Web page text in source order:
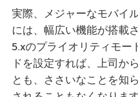
実際、メジャーなモバイ
には、幅広い機能が搭載
5.xのプライオリティモー
ドを設定すれば、上司か
とも、ささいなことを知